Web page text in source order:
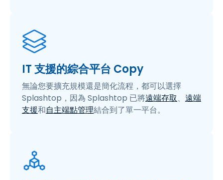
IT 支援的綜合平台 Copy
無論您要擴充規模還是簡化流程，都可以選擇
Splashtop，因為 Splashtop 已將遠端存取、 遠端
支援和自主端點管理結合到了單一平台。